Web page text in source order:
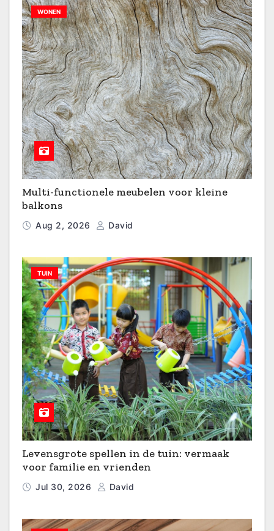
WONEN
Multi-functionele meubelen voor kleine
balkons
Aug 2, 2026 David
TUIN
Levensgrote spellen in de tuin: vermaak
voor familie en vrienden
Jul 30, 2026 David